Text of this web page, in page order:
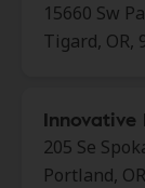
15660 Sw
Tigard, OR,
Innovative
205 Se
Portland,